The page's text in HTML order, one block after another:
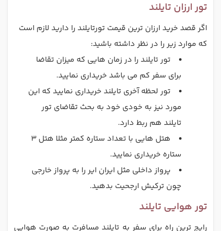
تور ارزان تایلند
اگر قصد خرید ارزان ترین قیمت تورتایلند را دارید لازم است
که موارد زیر را در نظر داشته باشید:
تور تایلند را در زمان هایی که میزان تقاضا
برای سفر کم می باشد خریداری نمایید.
تور لحظه آخری تایلند خریداری نمایید که این
مورد نیز به خودی خود به بحث تقاضای تور
تایلند هم ربط دارد.
هتل هایی با تعداد ستاره کمتر مثلا هتل 3
ستاره خریداری نمایید.
پرواز داخلی مثل ایران ایر را به پرواز خارجی
چون ترکیش ارجحیت بدهید.
تور هوایی تایلند
رایج ترین راه برای سفر به تایلند مسافرت به صورت هوایی